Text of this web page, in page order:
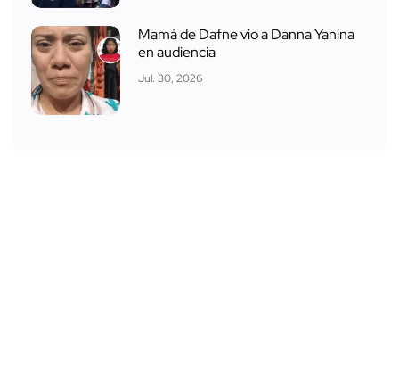
Mamá de Dafne vio a Danna Yanina
en audiencia
Jul. 30, 2026